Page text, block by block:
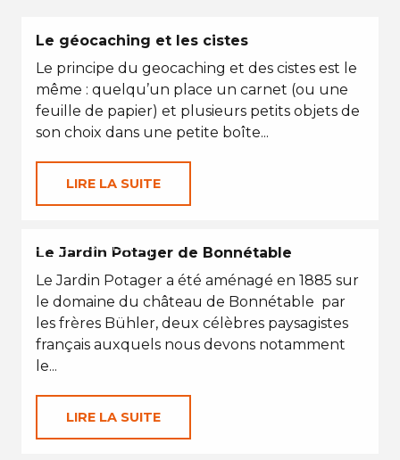
Le géocaching et les cistes
Le principe du geocaching et des cistes est le
même : quelqu’un place un carnet (ou une
feuille de papier) et plusieurs petits objets de
son choix dans une petite boîte...
LIRE LA SUITE
EN TOUTES SAISONS
Le Jardin Potager de Bonnétable
Le Jardin Potager a été aménagé en 1885 sur
le domaine du château de Bonnétable par
les frères Bühler, deux célèbres paysagistes
français auxquels nous devons notamment
le...
LIRE LA SUITE